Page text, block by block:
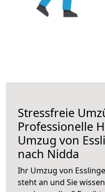
Stressfreie
Professionelle
Umzug von
nach Nidda
Ihr Umzug von
steht an und Sie